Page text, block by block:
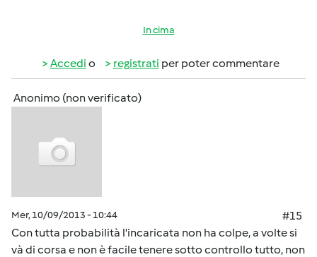
In cima
Accedi o registrati per poter commentare
Anonimo (non verificato)
Mer, 10/09/2013 - 10:44
#15
Con tutta probabilità l'incaricata non ha colpe, a volte si
và di corsa e non è facile tenere sotto controllo tutto, non